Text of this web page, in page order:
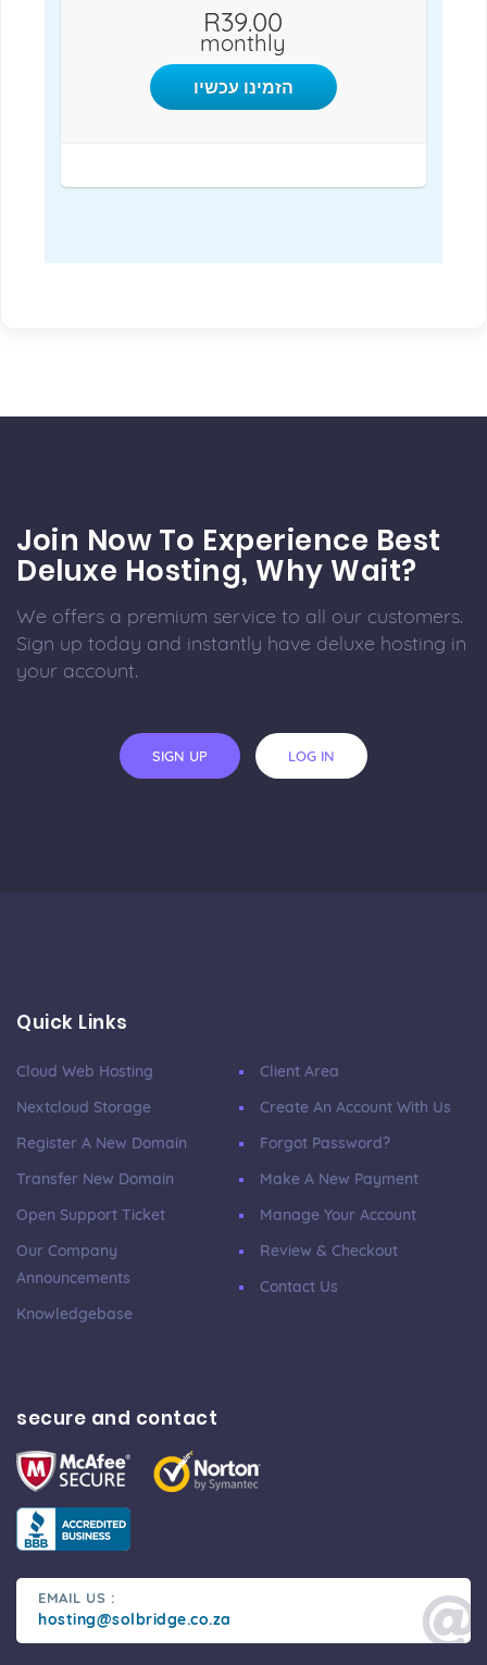
R39.00
monthly
הזמינו עכשיו
Join Now To Experience Best
Deluxe Hosting, Why Wait?
We offers a premium service to all our customers.
Sign up today and instantly have deluxe hosting in
your account.
SIGN UP LOG IN
Quick Links
Cloud Web Hosting
Nextcloud Storage
Register A New Domain
Transfer New Domain
Open Support Ticket
Our Company
Announcements
Knowledgebase
Client Area
Create An Account With Us
Forgot Password?
Make A New Payment
Manage Your Account
Review & Checkout
Contact Us
secure and contact
EMAIL US :
hosting@solbridge.co.za